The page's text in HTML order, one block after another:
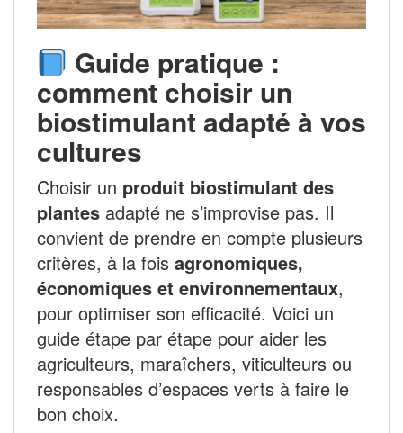
Guide pratique :
comment choisir un
biostimulant adapté à vos
cultures
Choisir un produit biostimulant des
plantes adapté ne s’improvise pas. Il
convient de prendre en compte plusieurs
critères, à la fois agronomiques,
économiques et environnementaux,
pour optimiser son efficacité. Voici un
guide étape par étape pour aider les
agriculteurs, maraîchers, viticulteurs ou
responsables d’espaces verts à faire le
bon choix.